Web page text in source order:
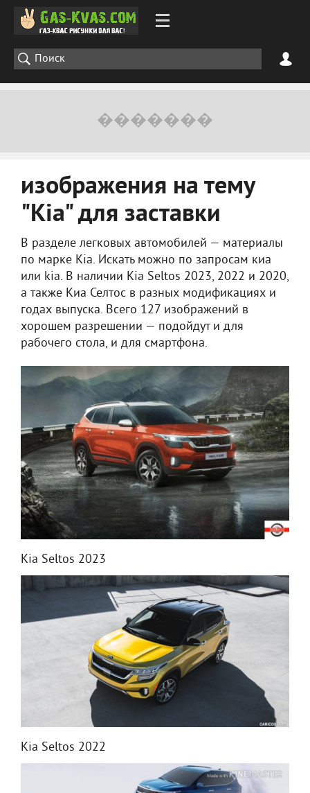
изображения на тему
"Kia" для заставки
В разделе легковых автомобилей — материалы
по марке Kia. Искать можно по запросам киа
или kia. В наличии Kia Seltos 2023, 2022 и 2020,
а также Киа Селтос в разных модификациях и
годах выпуска. Всего 127 изображений в
хорошем разрешении — подойдут и для
рабочего стола, и для смартфона.
Kia Seltos 2023
Kia Seltos 2022